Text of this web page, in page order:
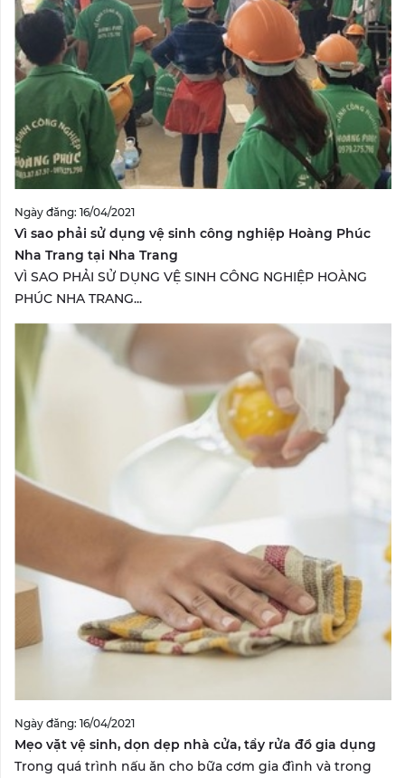
Ngày đăng: 16/04/2021
Vì sao phải sử dụng vệ sinh công nghiệp Hoàng Phúc
Nha Trang tại Nha Trang
VÌ SAO PHẢI SỬ DỤNG VỆ SINH CÔNG NGHIỆP HOÀNG
PHÚC NHA TRANG...
Ngày đăng: 16/04/2021
Mẹo vặt vệ sinh, dọn dẹp nhà cửa, tẩy rửa đồ gia dụng
Trong quá trình nấu ăn cho bữa cơm gia đình và trong